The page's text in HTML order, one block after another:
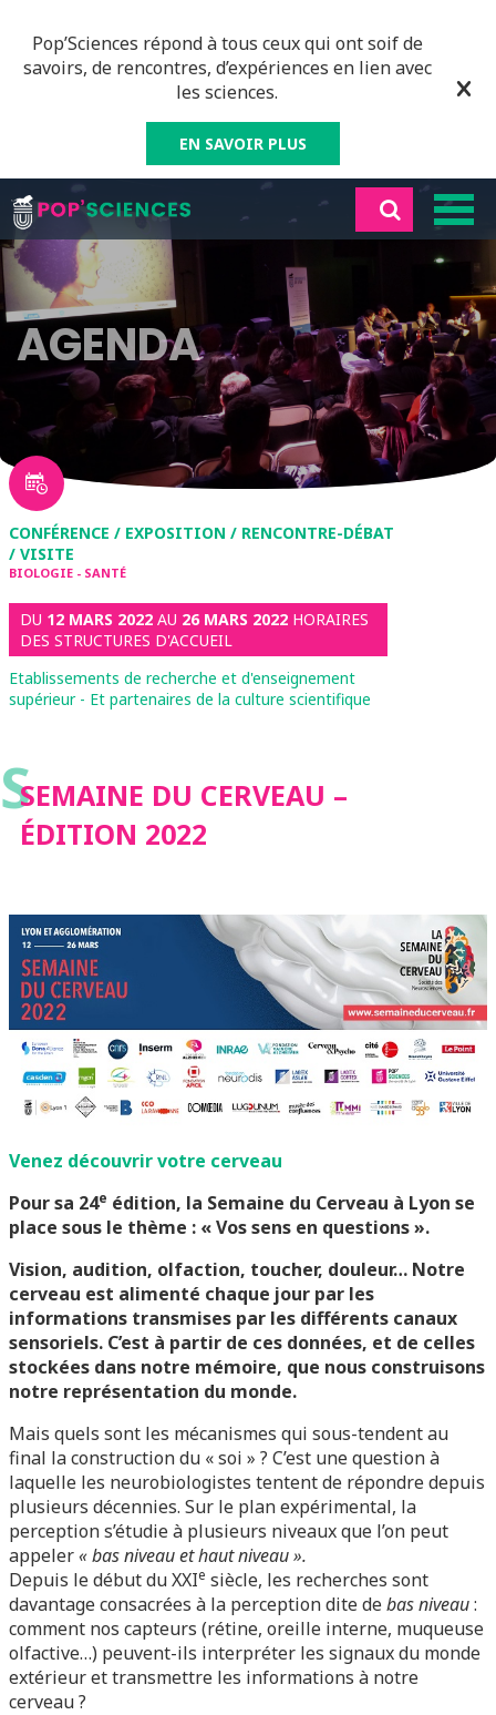
Pop’Sciences répond à tous ceux qui ont soif de
savoirs, de rencontres, d’expériences en lien avec
les sciences.
EN SAVOIR PLUS
AGENDA
CONFÉRENCE / EXPOSITION / RENCONTRE-DÉBAT
/ VISITE
BIOLOGIE - SANTÉ
DU 12 MARS 2022 AU 26 MARS 2022 HORAIRES
DES STRUCTURES D'ACCUEIL
Etablissements de recherche et d'enseignement
supérieur - Et partenaires de la culture scientifique
SSEMAINE DU CERVEAU –
ÉDITION 2022
Venez découvrir votre cerveau
Pour sa 24e édition, la Semaine du Cerveau à Lyon se
place sous le thème : « Vos sens en questions ».
Vision, audition, olfaction, toucher, douleur… Notre
cerveau est alimenté chaque jour par les
informations transmises par les différents canaux
sensoriels. C’est à partir de ces données, et de celles
stockées dans notre mémoire, que nous construisons
notre représentation du monde.
Mais quels sont les mécanismes qui sous-tendent au
final la construction du « soi » ? C’est une question à
laquelle les neurobiologistes tentent de répondre depuis
plusieurs décennies. Sur le plan expérimental, la
perception s’étudie à plusieurs niveaux que l’on peut
appeler« bas niveau et haut niveau ».
Depuis le début du XXIe siècle, les recherches sont
davantage consacrées à la perception dite debas niveau:
comment nos capteurs (rétine, oreille interne, muqueuse
olfactive…) peuvent-ils interpréter les signaux du monde
extérieur et transmettre les informations à notre
cerveau ?